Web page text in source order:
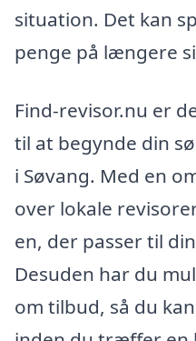
situation. Det kan
penge på længere
Find-revisor.nu er
til at begynde din
i Søvang. Med en
over lokale
en, der passer til
Desuden har du
om tilbud, så du